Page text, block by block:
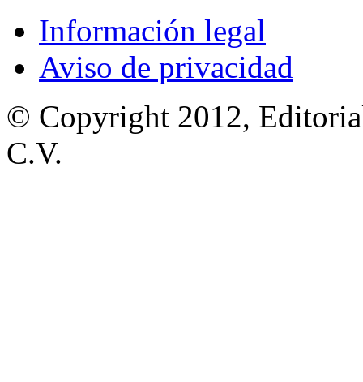
Información legal
Aviso de privacidad
© Copyright 2012,
C.V.